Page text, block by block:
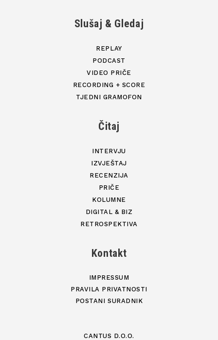
Slušaj & Gledaj
REPLAY
PODCAST
VIDEO PRIČE
RECORDING + SCORE
TJEDNI GRAMOFON
Čitaj
INTERVJU
IZVJEŠTAJ
RECENZIJA
PRIČE
KOLUMNE
DIGITAL & BIZ
RETROSPEKTIVA
Kontakt
IMPRESSUM
PRAVILA PRIVATNOSTI
POSTANI SURADNIK
CANTUS D.O.O.